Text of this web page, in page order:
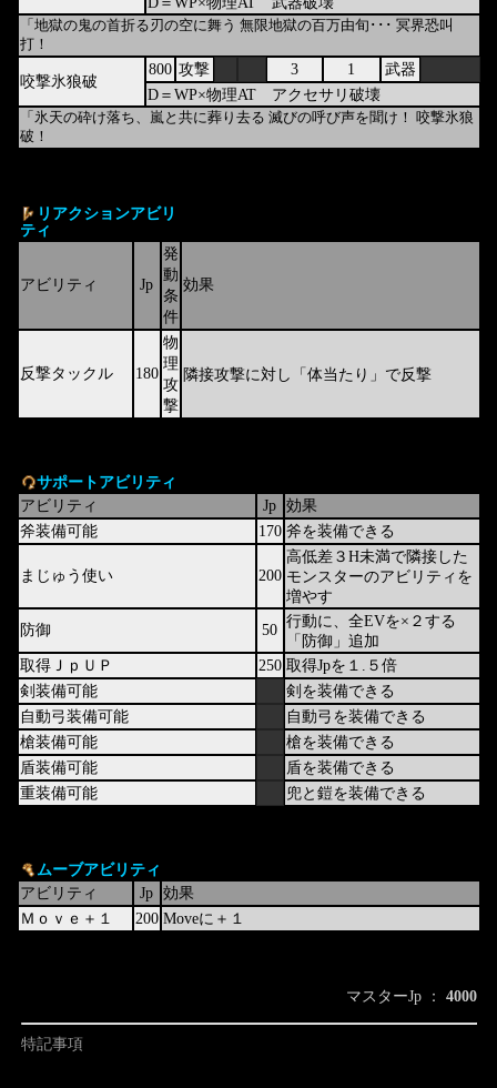
「地獄の鬼の首折る刃の空に舞う 無限地獄の百万由旬･･･ 冥界恐叫
打！
咬撃氷狼破
800 攻撃 3 1
武器
D＝WP×物理AT アクセサリ破壊
「氷天の砕け落ち、嵐と共に葬り去る 滅びの呼び声を聞け！ 咬撃氷狼
破！
リアクションアビリ
ティ
アビリティ Jp
発
動
条
件
効果
反撃タックル 180
物
理
攻
撃
隣接攻撃に対し「体当たり」で反撃
サポートアビリティ
アビリティ
Jp 効果
斧装備可能
170 斧を装備できる
まじゅう使い 200
高低差３H未満で隣接した
モンスターのアビリティを
増やす
防御
50 行動に、全EVを×２する
「防御」追加
取得ＪｐＵＰ
250 取得Jpを１.５倍
剣装備可能
剣を装備できる
自動弓装備可能
自動弓を装備できる
槍装備可能
槍を装備できる
盾装備可能
盾を装備できる
重装備可能
兜と鎧を装備できる
ムーブアビリティ
アビリティ
Jp 効果
Ｍｏｖｅ＋１
200 Moveに＋１
マスターJp ： 4000
特記事項